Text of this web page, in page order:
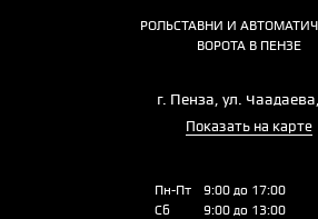
РОЛЬСТАВНИ И
ВОРОТА В ПЕНЗЕ
г. Пенза, ул.
Показать на карте
Пн-Пт
9:00 до 17:00
Сб
9:00 до 13:00